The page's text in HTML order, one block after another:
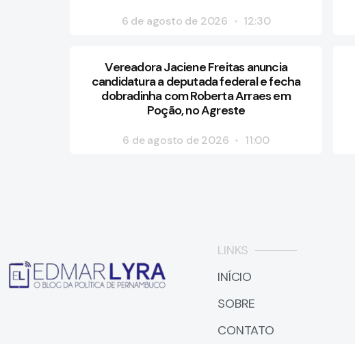
6 de agosto de 2026 12:30
Vereadora Jaciene Freitas anuncia
candidatura a deputada federal e fecha
dobradinha com Roberta Arraes em
Poção, no Agreste
6 de agosto de 2026 11:00
LINKS
INÍCIO
SOBRE
CONTATO